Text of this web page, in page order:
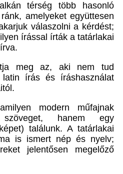
térség több hasonló
amelyeket együttesen
válaszolni a kérdést;
írással írták a tatárlakai
meg az, aki nem tud
írás és íráshasználat
modern műfajnak
hanem egy
találunk. A tatárlakai
is ismert nép és nyelv;
jelentősen megelőző